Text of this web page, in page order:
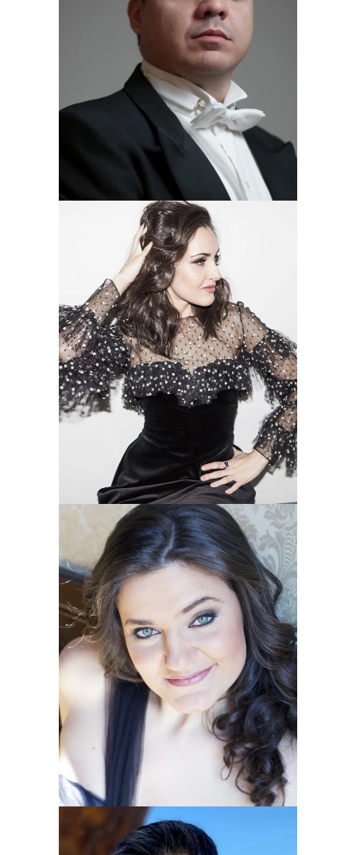
Francisco Corujo
Tenor
Ruth Terán
Soprano
Carolina Moncada
Soprano